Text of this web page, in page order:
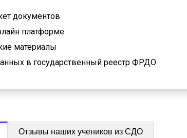
документов
платформе
материалы
в государственный реестр ФРДО
Отзывы наших учеников из СДО